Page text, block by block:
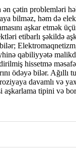
çətin problemləri
bilməz, həm də
aşkar etmək
etibarlı şəkildə
qabiliyyətə
hissetmə
ödəyə bilər. Ağıllı
davamlı və
tipini və